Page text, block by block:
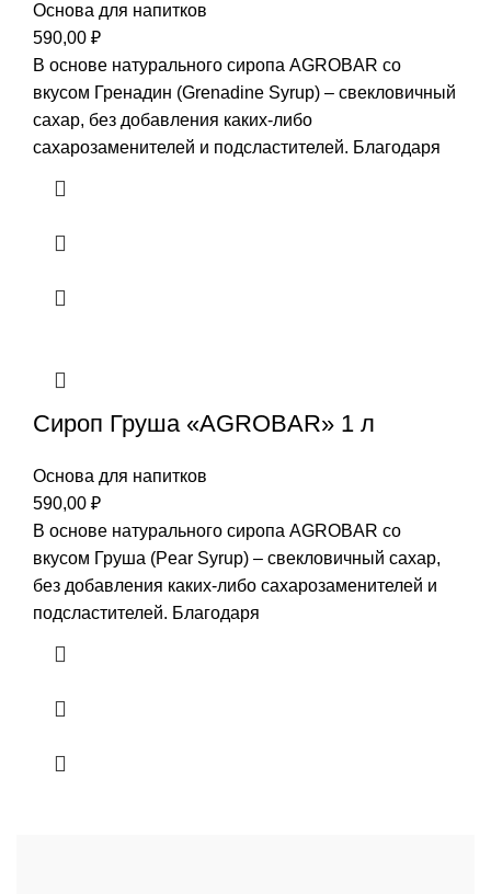
Основа для напитков
590,00 ₽
В основе натурального сиропа AGROBAR со
вкусом Гренадин (Grenadine Syrup) – свекловичный
сахар, без добавления каких-либо
сахарозаменителей и подсластителей. Благодаря
Сироп Груша «AGROBAR» 1 л
Основа для напитков
590,00 ₽
В основе натурального сиропа AGROBAR со
вкусом Груша (Pear Syrup) – свекловичный сахар,
без добавления каких-либо сахарозаменителей и
подсластителей. Благодаря